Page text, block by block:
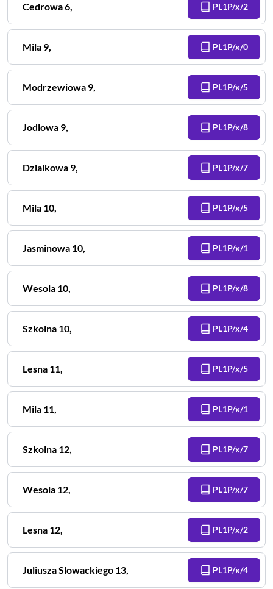
Cedrowa6, PL1P/x/2
Mila 9, PL1P/x/0
Modrzewiowa 9, PL1P/x/5
Jodlowa 9, PL1P/x/8
Dzialkowa 9, PL1P/x/7
Mila 10, PL1P/x/5
Jasminowa 10, PL1P/x/1
Wesola 10, PL1P/x/8
Szkolna 10, PL1P/x/4
Lesna 11, PL1P/x/5
Mila 11, PL1P/x/1
Szkolna 12, PL1P/x/7
Wesola 12, PL1P/x/7
Lesna 12, PL1P/x/2
Juliusza Slowackiego 13, PL1P/x/4